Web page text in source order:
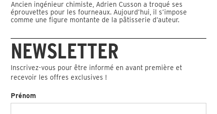
Ancien ingénieur chimiste, Adrien Cusson a troqué ses
éprouvettes pour les fourneaux. Aujourd’hui, il s’impose
comme une figure montante de la pâtisserie d’auteur.
NEWSLETTER
Inscrivez-vous pour être informé en avant première et
recevoir les offres exclusives !
Prénom